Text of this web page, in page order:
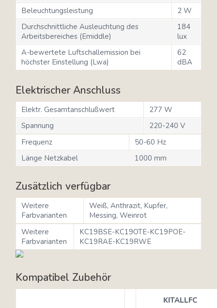
Beleuchtungsleistung
2 W
Durchschnittliche Ausleuchtung des
Arbeitsbereiches (Emiddle)
184
lux
A-bewertete Luftschallemission bei
höchster Einstellung (Lwa)
62
dBA
Elektrischer Anschluss
Elektr. Gesamtanschlußwert
277 W
Spannung
220-240 V
Frequenz
50-60 Hz
Länge Netzkabel
1000 mm
Zusätzlich verfügbar
Weitere
Farbvarianten
Weiß, Anthrazit, Kupfer,
Messing, Weinrot
Weitere
Farbvarianten
KC19BSE-KC19OTE-KC19POE-
KC19RAE-KC19RWE
Kompatibel Zubehör
KITALLFC